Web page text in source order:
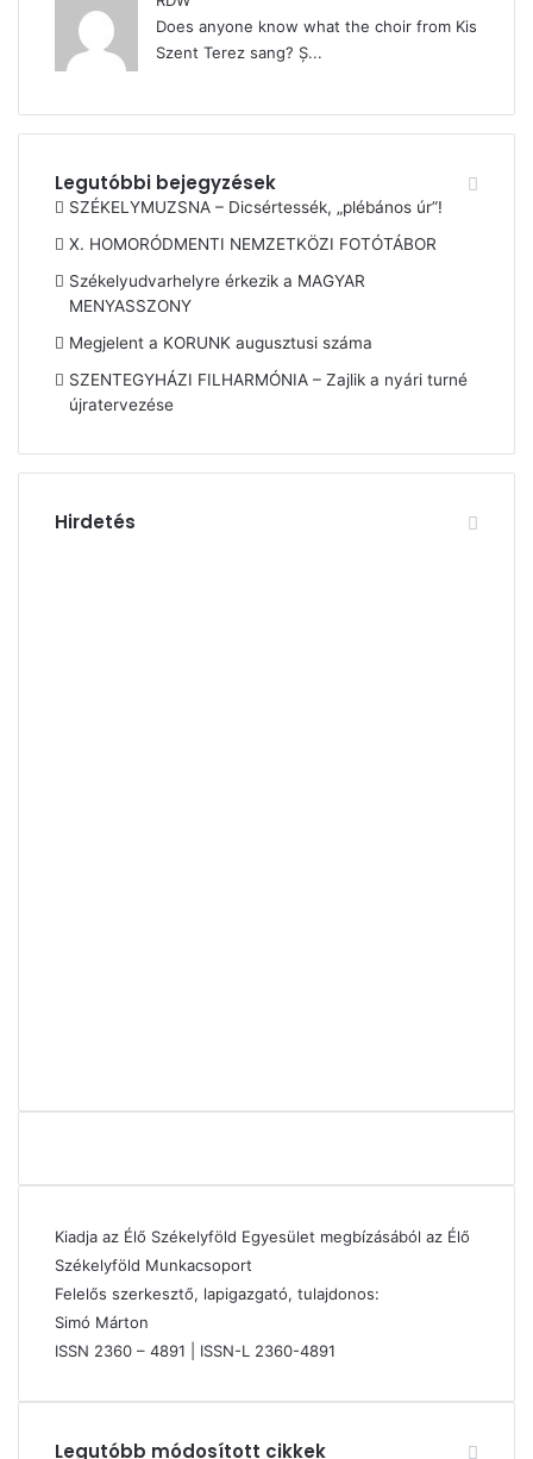
Does anyone know what the choir from Kis
Szent Terez sang? Ș...
Legutóbbi bejegyzések
SZÉKELYMUZSNA – Dicsértessék, „plébános úr”!
X. HOMORÓDMENTI NEMZETKÖZI FOTÓTÁBOR
Székelyudvarhelyre érkezik a MAGYAR
MENYASSZONY
Megjelent a KORUNK augusztusi száma
SZENTEGYHÁZI FILHARMÓNIA – Zajlik a nyári turné
újratervezése
Hirdetés
Kiadja az Élő Székelyföld Egyesület megbízásából az Élő
Székelyföld Munkacsoport
Felelős szerkesztő, lapigazgató, tulajdonos:
Simó Márton
ISSN 2360 – 4891 | ISSN-L 2360-4891
Legutóbb módosított cikkek